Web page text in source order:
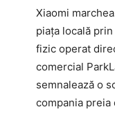
Xiaomi
piața locală
fizic operat
comercial
semnalează o
compania